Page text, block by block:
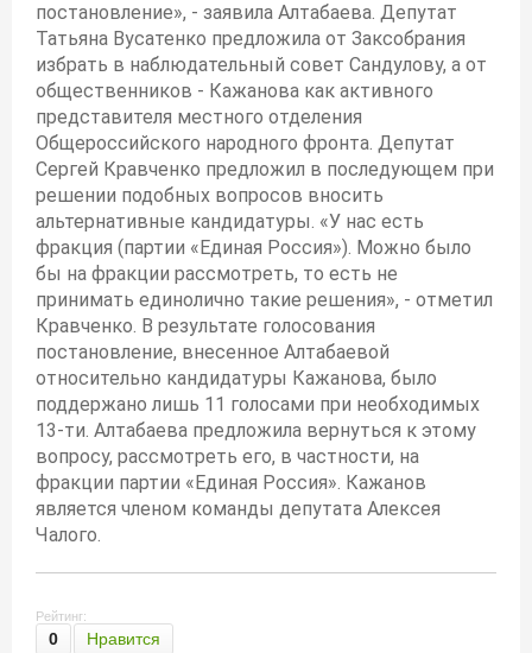
постановление», - заявила Алтабаева. Депутат
Татьяна Вусатенко предложила от Заксобрания
избрать в наблюдательный совет Сандулову, а от
общественников - Кажанова как активного
представителя местного отделения
Общероссийского народного фронта. Депутат
Сергей Кравченко предложил в последующем при
решении подобных вопросов вносить
альтернативные кандидатуры. «У нас есть
фракция (партии «Единая Россия»). Можно было
бы на фракции рассмотреть, то есть не
принимать единолично такие решения», - отметил
Кравченко. В результате голосования
постановление, внесенное Алтабаевой
относительно кандидатуры Кажанова, было
поддержано лишь 11 голосами при необходимых
13-ти. Алтабаева предложила вернуться к этому
вопросу, рассмотреть его, в частности, на
фракции партии «Единая Россия». Кажанов
является членом команды депутата Алексея
Чалого.
Рейтинг:
0 Нравится